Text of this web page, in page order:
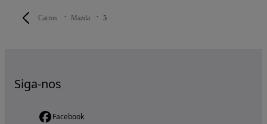
Carros Mazda 5
Siga-nos
Facebook